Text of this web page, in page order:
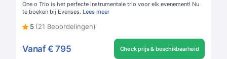
One o Trio is het perfecte instrumentale trio voor elk evenement! Nu
te boeken bij Evenses. Lees meer
5 (21 Beoordelingen)
Vanaf € 795 Check prijs & beschikbaarheid